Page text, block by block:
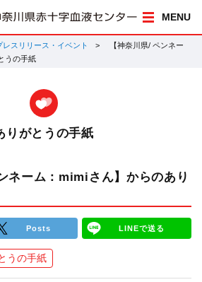
MENU
レスリリース・イベント
【神奈川県/ ペンネー
うの手紙
りがとうの手紙
ネーム：mimiさん】からのあり
Posts LINEで送る
うの手紙